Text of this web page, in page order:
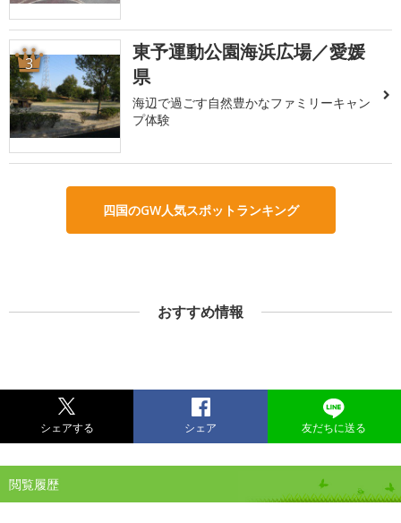
3
東予運動公園海浜広場／愛媛
県
海辺で過ごす自然豊かなファミリーキャン
プ体験
四国のGW人気スポットランキング
おすすめ情報
シェアする シェア 友だちに送る
閲覧履歴